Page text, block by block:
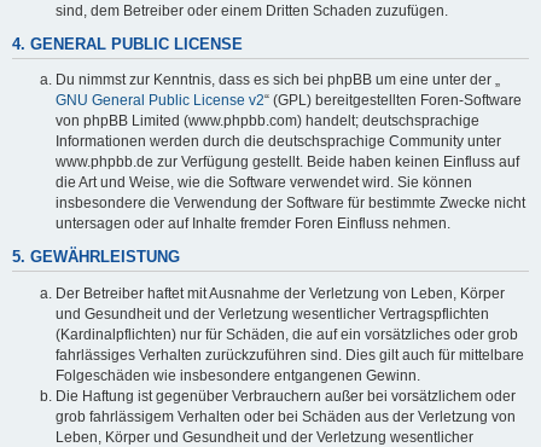
sind, dem Betreiber oder einem Dritten Schaden zuzufügen.
4. GENERAL PUBLIC LICENSE
Du nimmst zur Kenntnis, dass es sich bei phpBB um eine unter der „
GNU General Public License v2“ (GPL) bereitgestellten Foren-Software
von phpBB Limited (www.phpbb.com) handelt; deutschsprachige
Informationen werden durch die deutschsprachige Community unter
www.phpbb.de zur Verfügung gestellt. Beide haben keinen Einfluss auf
die Art und Weise, wie die Software verwendet wird. Sie können
insbesondere die Verwendung der Software für bestimmte Zwecke nicht
untersagen oder auf Inhalte fremder Foren Einfluss nehmen.
5. GEWÄHRLEISTUNG
Der Betreiber haftet mit Ausnahme der Verletzung von Leben, Körper
und Gesundheit und der Verletzung wesentlicher Vertragspflichten
(Kardinalpflichten) nur für Schäden, die auf ein vorsätzliches oder grob
fahrlässiges Verhalten zurückzuführen sind. Dies gilt auch für mittelbare
Folgeschäden wie insbesondere entgangenen Gewinn.
Die Haftung ist gegenüber Verbrauchern außer bei vorsätzlichem oder
grob fahrlässigem Verhalten oder bei Schäden aus der Verletzung von
Leben, Körper und Gesundheit und der Verletzung wesentlicher